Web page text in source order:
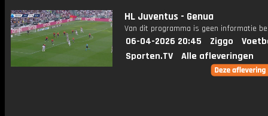
HL Juventus - Genua
Van dit programma is geen informatie
06-04-2026 20:45 Ziggo
Sporten.TV
Alle afleveringen